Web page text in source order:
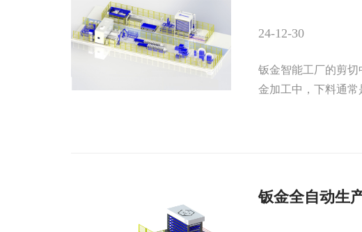
24-12-30
钣金智能工厂的剪
金加工中，下料通常
钣金全自动生